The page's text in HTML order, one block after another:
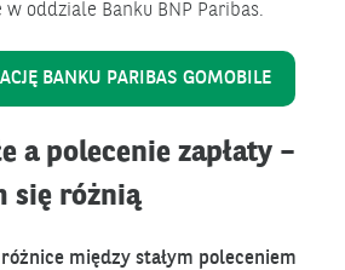
w oddziale Banku BNP Paribas.
BANKU PARIBAS GOMOBILE
a polecenie zapłaty –
się różnią
różnice między stałym poleceniem